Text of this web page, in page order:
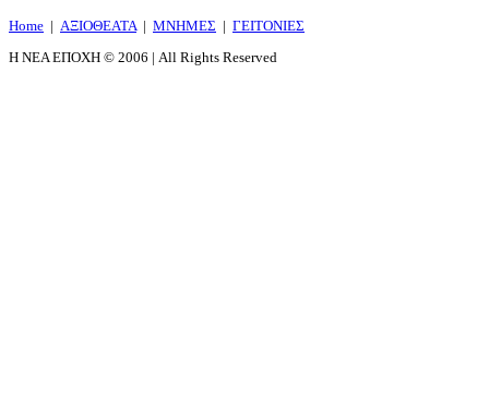
Home | ΑΞΙΟΘΕΑΤΑ | ΜΝΗΜΕΣ | ΓΕΙΤΟΝΙΕΣ
Η ΝΕΑ ΕΠΟΧΗ © 2006 | All Rights Reserved